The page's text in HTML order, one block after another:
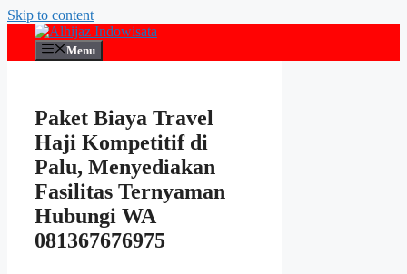
Skip to content
Menu
Paket Biaya Travel
Haji Kompetitif di
Palu, Menyediakan
Fasilitas Ternyaman
Hubungi WA
081367676975